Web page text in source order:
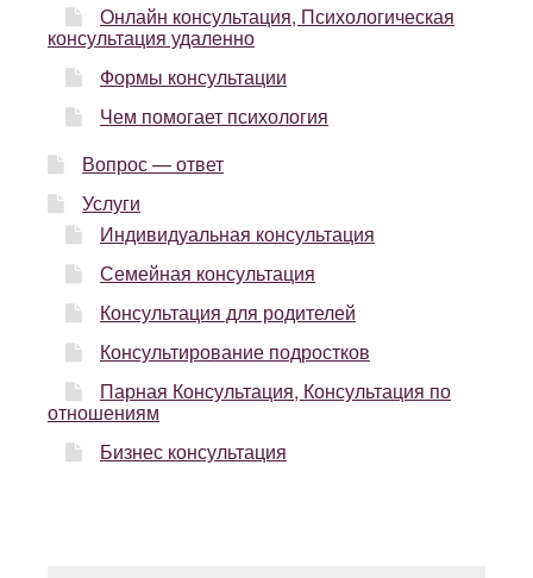
Онлайн консультация, Психологическая
консультация удаленно
Формы консультации
Чем помогает психология
Вопрос — ответ
Услуги
Индивидуальная консультация
Семейная консультация
Консультация для родителей
Консультирование подростков
Парная Консультация, Консультация по
отношениям
Бизнес консультация